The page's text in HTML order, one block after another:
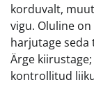
korduvalt,
vigu. Oluline
harjutage seda
Ärge
kontrollitud